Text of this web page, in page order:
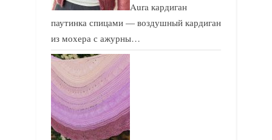
Aura кардиган
паутинка спицами — воздушный кардиган
из мохера с ажурны…